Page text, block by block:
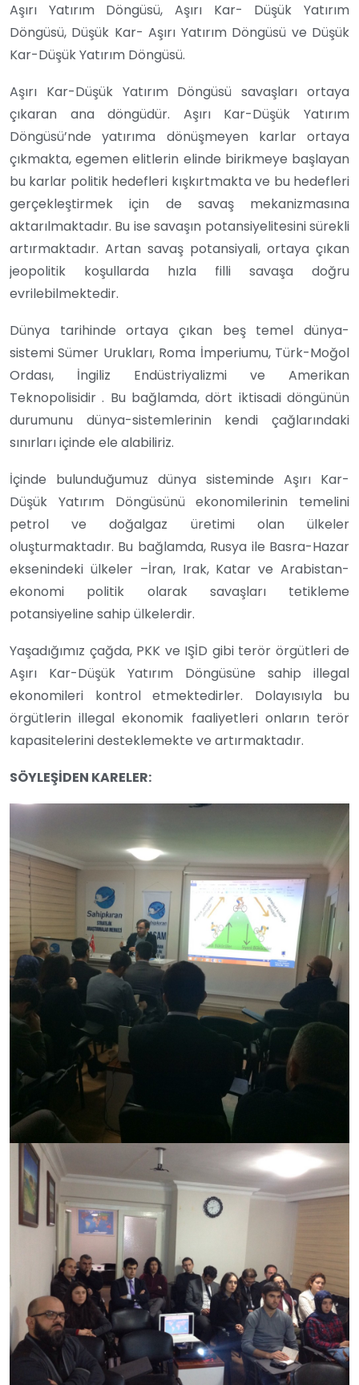
Aşırı Yatırım Döngüsü, Aşırı Kar- Düşük Yatırım
Döngüsü, Düşük Kar- Aşırı Yatırım Döngüsü ve Düşük
Kar-Düşük Yatırım Döngüsü.
Aşırı Kar-Düşük Yatırım Döngüsü savaşları ortaya
çıkaran ana döngüdür. Aşırı Kar-Düşük Yatırım
Döngüsü’nde yatırıma dönüşmeyen karlar ortaya
çıkmakta, egemen elitlerin elinde birikmeye başlayan
bu karlar politik hedefleri kışkırtmakta ve bu hedefleri
gerçekleştirmek için de savaş mekanizmasına
aktarılmaktadır. Bu ise savaşın potansiyelitesini sürekli
artırmaktadır. Artan savaş potansiyali, ortaya çıkan
jeopolitik koşullarda hızla filli savaşa doğru
evrilebilmektedir.
Dünya tarihinde ortaya çıkan beş temel dünya-
sistemi Sümer Urukları, Roma İmperiumu, Türk-Moğol
Ordası, İngiliz Endüstriyalizmi ve Amerikan
Teknopolisidir . Bu bağlamda, dört iktisadi döngünün
durumunu dünya-sistemlerinin kendi çağlarındaki
sınırları içinde ele alabiliriz.
İçinde bulunduğumuz dünya sisteminde Aşırı Kar-
Düşük Yatırım Döngüsünü ekonomilerinin temelini
petrol ve doğalgaz üretimi olan ülkeler
oluşturmaktadır. Bu bağlamda, Rusya ile Basra-Hazar
eksenindeki ülkeler –İran, Irak, Katar ve Arabistan-
ekonomi politik olarak savaşları tetikleme
potansiyeline sahip ülkelerdir.
Yaşadığımız çağda, PKK ve IŞİD gibi terör örgütleri de
Aşırı Kar-Düşük Yatırım Döngüsüne sahip illegal
ekonomileri kontrol etmektedirler. Dolayısıyla bu
örgütlerin illegal ekonomik faaliyetleri onların terör
kapasitelerini desteklemekte ve artırmaktadır.
SÖYLEŞİDEN KARELER: